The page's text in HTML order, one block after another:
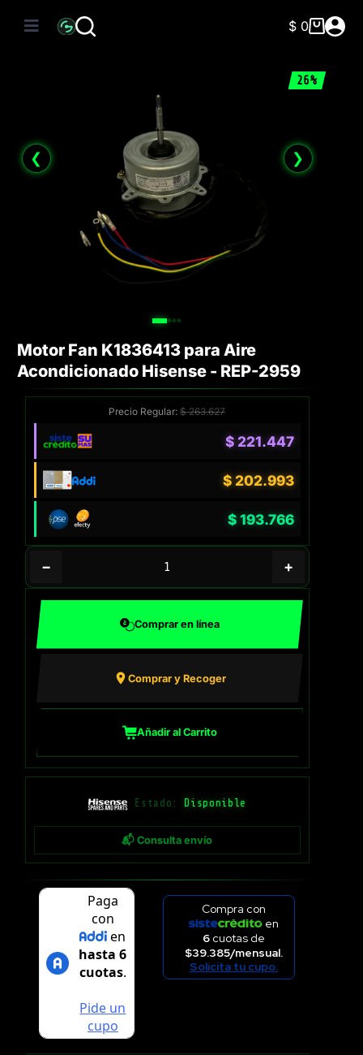
Carro
$0
26%
❮ ❯
Motor Fan K1836413 para Aire
Acondicionado Hisense - REP-2959
Precio Regular:$263.627
$221.447
$202.993
$193.766
− +
Comprar en línea
Comprar y Recoger
Añadir al Carrito
Estado: Disponible
📬 Consulta envío
Compra con
en
6 cuotas de
$39.385/mensual.
Solicita tu cupo.